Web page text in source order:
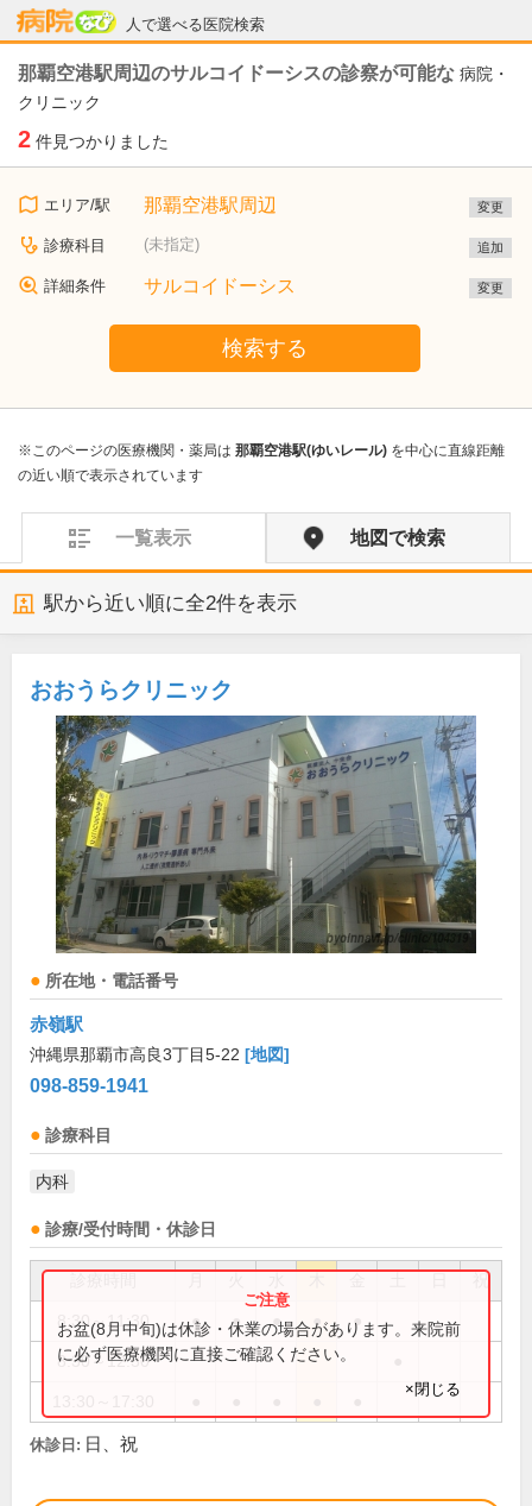
人で選べる医院検索
病院なび
那覇空港駅周辺のサルコイドーシスの診察が可能な 病院・
クリニック
2 件見つかりました
エリア/駅 那覇空港駅周辺 変更
診療科目 (未指定) 追加
詳細条件 サルコイドーシス 変更
検索する
※このページの医療機関・薬局は 那覇空港駅(ゆいレール) を中心に直線距離
の近い順で表示されています
一覧表示 地図で検索
駅から近い順に全2件を表示
おおうらクリニック
所在地・電話番号
赤嶺駅
沖縄県那覇市高良3丁目5-22 [地図]
098-859-1941
診療科目
内科
診療/受付時間・休診日
祝
8:30～11:30 ● ● ● ● ●
8:30～12:30
お盆(8月中旬)は休診・休業の場合があります。来院前
に必ず医療機関に直接ご確認ください。
×閉じる
休診日: 日、祝